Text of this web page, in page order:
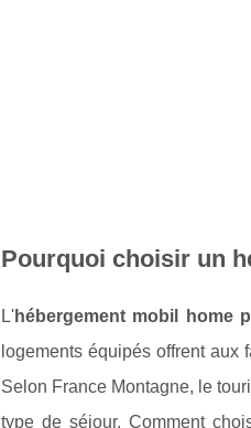
Pourquoi choisir un
L'hébergement mobil home
logements équipés offrent
Selon France Montagne, le
type de séjour. Comment